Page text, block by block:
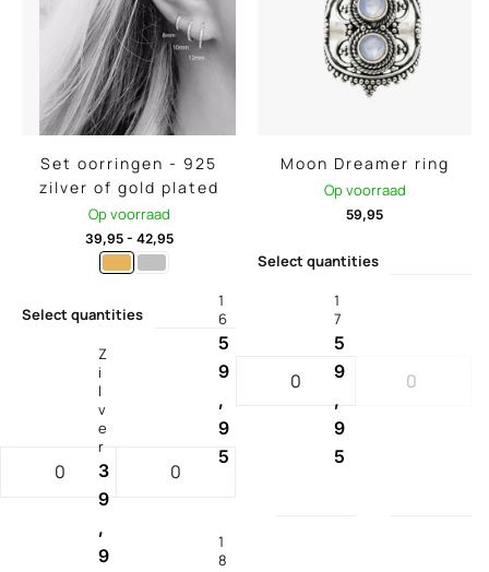
Set oorringen - 925
zilver of gold plated
Op voorraad
39,95- 42,95
Select quantities
Z
i
l
v
e
r
3
9
,
9
Moon Dreamer ring
Op voorraad
59,95
Select quantities
1
6
5
9
,
9
5
1
7
5
9
,
9
5
1
8